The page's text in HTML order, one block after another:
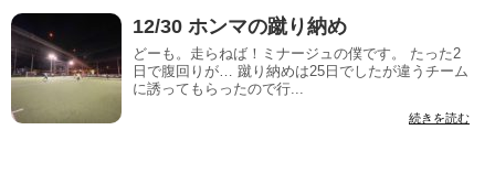
12/30 ホンマの蹴り納め
どーも。走らねば！ミナージュの僕です。 たった2
日で腹回りが… 蹴り納めは25日でしたが違うチーム
に誘ってもらったので行...
続きを読む